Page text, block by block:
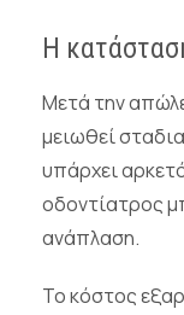
Η
Μετά την
μειωθεί
υπάρχει
οδοντίατρος
ανάπλαση.
Το κόστος